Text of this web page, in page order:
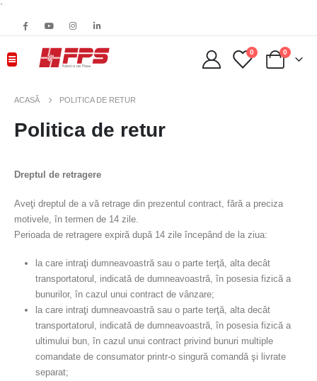
`
0 0
ACASĂ POLITICA DE RETUR
Politica de retur
Dreptul de retragere
Aveţi dreptul de a vă retrage din prezentul contract, fără a preciza
motivele, în termen de 14 zile.
Perioada de retragere expiră după 14 zile începând de la ziua:
la care intraţi dumneavoastră sau o parte terţă, alta decât
transportatorul, indicată de dumneavoastră, în posesia fizică a
bunurilor, în cazul unui contract de vânzare;
la care intraţi dumneavoastră sau o parte terţă, alta decât
transportatorul, indicată de dumneavoastră, în posesia fizică a
ultimului bun, în cazul unui contract privind bunuri multiple
comandate de consumator printr-o singură comandă şi livrate
separat;